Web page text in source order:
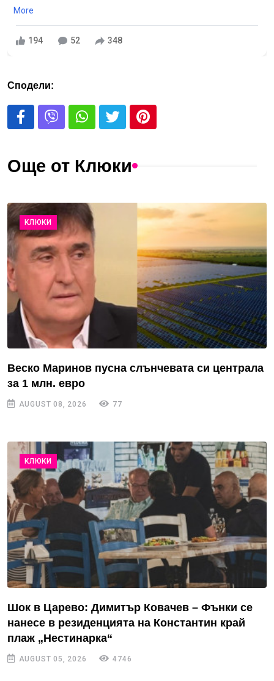
More
194 52 348
Сподели:
Още от Клюки
КЛЮКИ
Веско Маринов пусна слънчевата си централа
за 1 млн. евро
AUGUST 08, 2026 77
КЛЮКИ
Шок в Царево: Димитър Ковачев – Фънки се
нанесе в резиденцията на Константин край
плаж „Нестинарка“
AUGUST 05, 2026 4746